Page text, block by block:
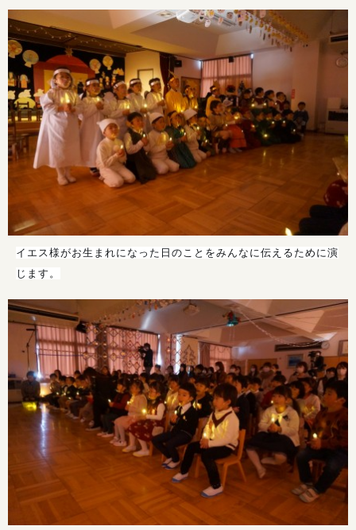
イエス様がお生まれになった日のことをみんなに伝えるために演
じます。